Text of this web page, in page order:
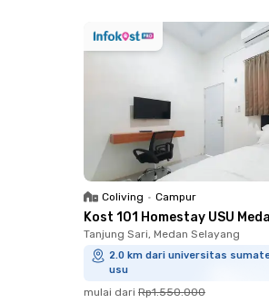
Coliving • Campur
Kost 101 Homestay USU
Tanjung Sari, Medan Selayang
2.0 km dari universitas
usu
mulai dari Rp1.550.000